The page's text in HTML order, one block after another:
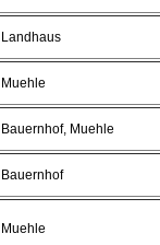
Landhaus
Muehle
Bauernhof, Muehle
Bauernhof
Muehle